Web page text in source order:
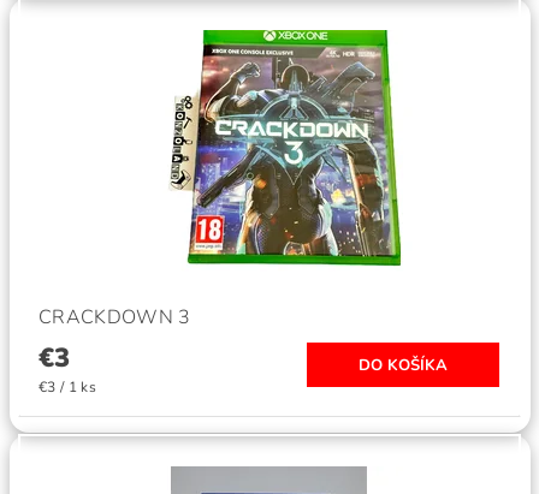
CRACKDOWN 3
€3
€3 / 1 ks